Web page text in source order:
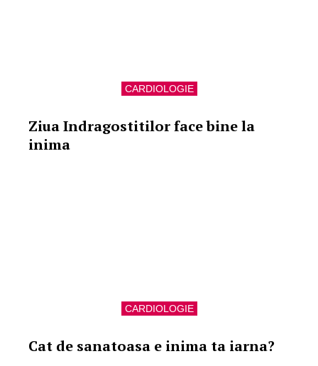
CARDIOLOGIE
Ziua Indragostitilor face bine la
inima
CARDIOLOGIE
Cat de sanatoasa e inima ta iarna?